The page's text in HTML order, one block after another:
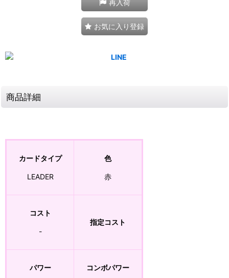
再入荷
お気に入り登録
商品詳細
カードタイプ
LEADER
色
赤
コスト
-
指定コスト
パワー コンボパワー